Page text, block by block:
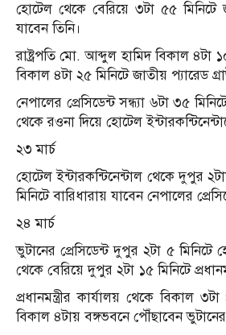
হোটেল থেকে বেরিয়ে ৩টা ৫৫ মিনিটে
যাবেন তিনি।
রাষ্ট্রপতি মো. আব্দুল হামিদ বিকাল ৪টা
বিকাল ৪টা ২৫ মিনিটে জাতীয় প্যারেড
নেপালের প্রেসিডেন্ট সন্ধ্যা ৬টা ৩৫
থেকে রওনা দিয়ে হোটেল
২৩ মার্চ
হোটেল ইন্টারকন্টিনেন্টাল থেকে দুপুর
মিনিটে বারিধারায় যাবেন নেপালের
২৪ মার্চ
ভুটানের প্রেসিডেন্ট দুপুর ২টা ৫ মিনিটে
থেকে বেরিয়ে দুপুর ২টা ১৫ মিনিটে
প্রধানমন্ত্রীর কার্যালয় থেকে বিকাল
বিকাল ৪টায় বঙ্গভবনে পৌঁছাবেন ভুটানের